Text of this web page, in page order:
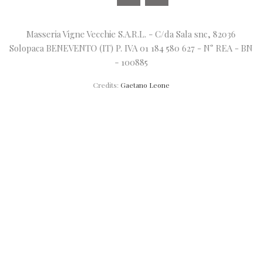
Masseria Vigne Vecchie S.A.R.L. - C/da Sala snc, 82036
Solopaca BENEVENTO (IT) P. IVA 01 184 580 627 - N° REA - BN
- 100885
Credits: Gaetano Leone